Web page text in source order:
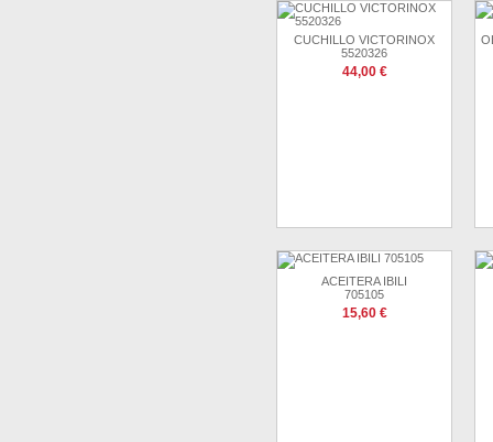
CUCHILLO VICTORINOX
5520326
44,00 €
ACEITERA IBILI
705105
15,60 €